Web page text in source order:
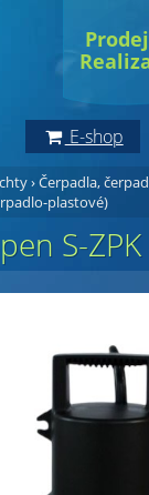
›Čerpadla,
plastové)
S-
E-shop